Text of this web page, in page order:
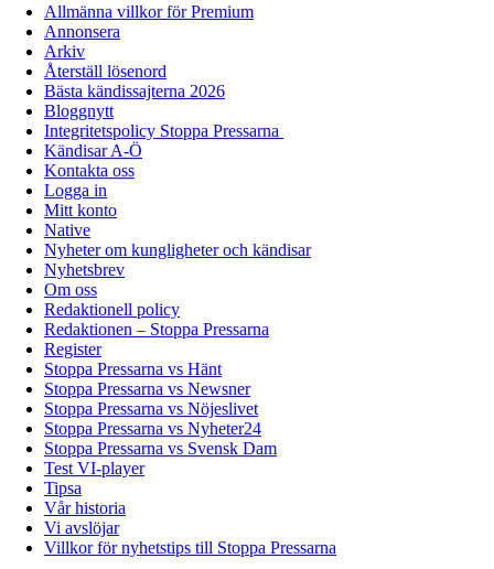
Allmänna villkor för Premium
Annonsera
Arkiv
Återställ lösenord
Bästa kändissajterna 2026
Bloggnytt
Integritetspolicy Stoppa Pressarna
Kändisar A-Ö
Kontakta oss
Logga in
Mitt konto
Native
Nyheter om kungligheter och kändisar
Nyhetsbrev
Om oss
Redaktionell policy
Redaktionen – Stoppa Pressarna
Register
Stoppa Pressarna vs Hänt
Stoppa Pressarna vs Newsner
Stoppa Pressarna vs Nöjeslivet
Stoppa Pressarna vs Nyheter24
Stoppa Pressarna vs Svensk Dam
Test VI-player
Tipsa
Vår historia
Vi avslöjar
Villkor för nyhetstips till Stoppa Pressarna